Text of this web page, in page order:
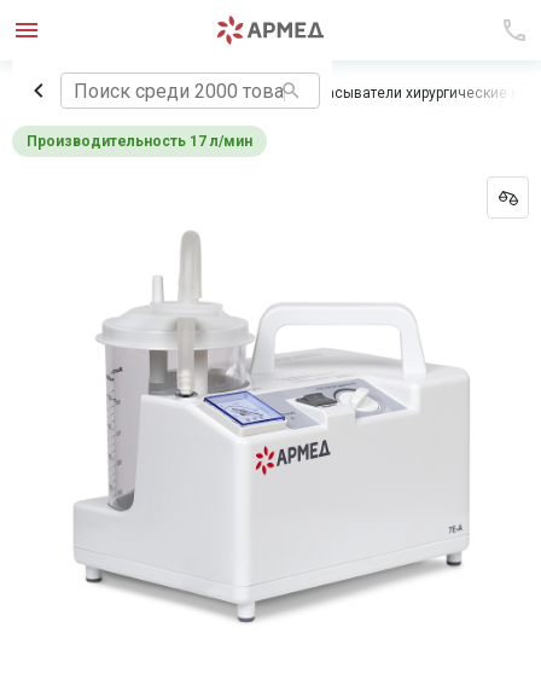
Главная Медицинское оборудование Отсасыватели хирургические
производительность 17 л/мин